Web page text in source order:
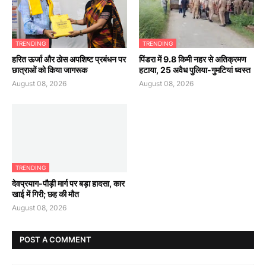
TRENDING
हरित ऊर्जा और ठोस अपशिष्ट प्रबंधन पर
छात्राओं को किया जागरूक
August 08, 2026
TRENDING
पिंडरा में 9.8 किमी नहर से अतिक्रमण
हटाया, 25 अवैध पुलिया-गुमटियां ध्वस्त
August 08, 2026
TRENDING
देवप्रयाग-पौड़ी मार्ग पर बड़ा हादसा, कार
खाई में गिरी; छह की मौत
August 08, 2026
POST A COMMENT